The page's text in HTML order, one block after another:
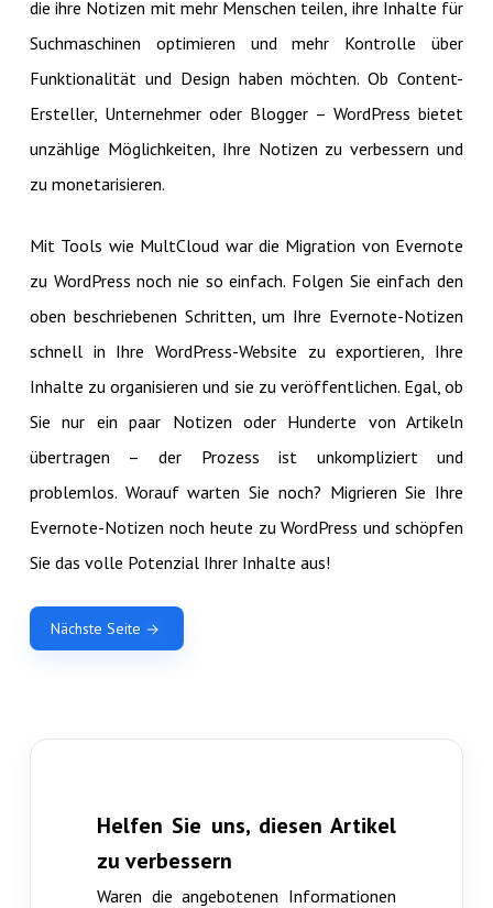
die ihre Notizen mit mehr Menschen teilen, ihre Inhalte für
Suchmaschinen optimieren und mehr Kontrolle über
Funktionalität und Design haben möchten. Ob Content-
Ersteller, Unternehmer oder Blogger – WordPress bietet
unzählige Möglichkeiten, Ihre Notizen zu verbessern und
zu monetarisieren.
Mit Tools wie MultCloud war die Migration von Evernote
zu WordPress noch nie so einfach. Folgen Sie einfach den
oben beschriebenen Schritten, um Ihre Evernote-Notizen
schnell in Ihre WordPress-Website zu exportieren, Ihre
Inhalte zu organisieren und sie zu veröffentlichen. Egal, ob
Sie nur ein paar Notizen oder Hunderte von Artikeln
übertragen – der Prozess ist unkompliziert und
problemlos. Worauf warten Sie noch? Migrieren Sie Ihre
Evernote-Notizen noch heute zu WordPress und schöpfen
Sie das volle Potenzial Ihrer Inhalte aus!
Nächste Seite
Helfen Sie uns, diesen Artikel
zu verbessern
Waren die angebotenen Informationen